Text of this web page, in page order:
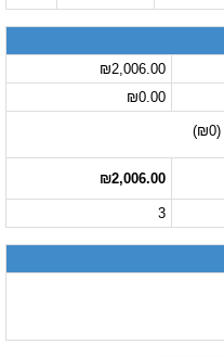
₪2,006.00
₪0.00
(
₪0
)
₪2,006.00
3